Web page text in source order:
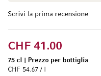
Scrivi la prima recensione
CHF 41.00
75 cl
Prezzo per bottiglia
CHF 54.67 / l